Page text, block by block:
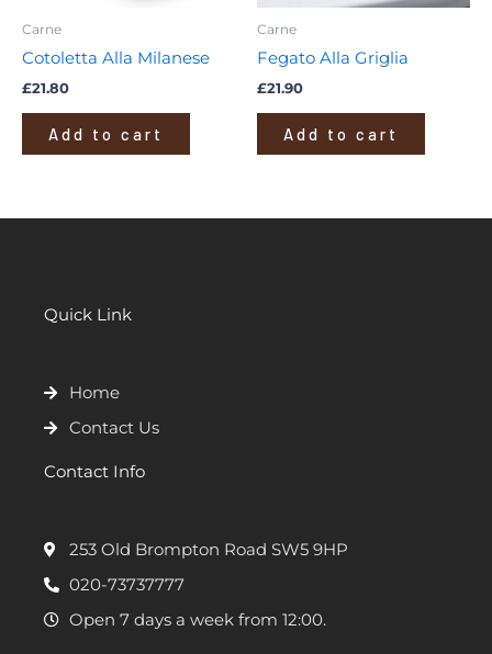
Carne
Cotoletta Alla Milanese
£21.80
Add to cart
Carne
Fegato Alla Griglia
£21.90
Add to cart
Quick Link
Home
Contact Us
Contact Info
253 Old Brompton Road SW5 9HP
020-73737777
Open 7 days a week from 12:00.